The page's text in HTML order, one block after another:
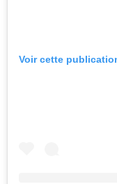
Voir cette